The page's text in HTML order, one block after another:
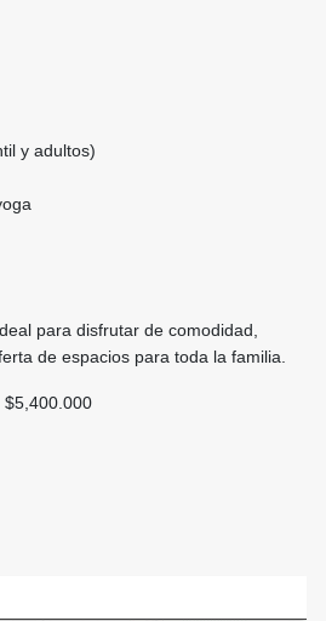
y adultos)
para disfrutar de comodidad,
de espacios para toda la familia.
$5,400.000